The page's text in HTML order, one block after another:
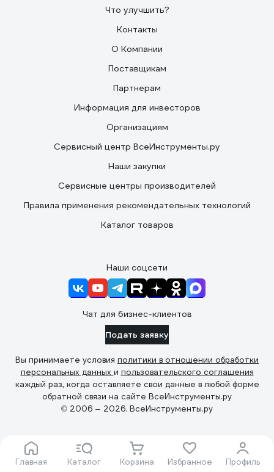
Главная Каталог Корзина Избранное Профиль
Что улучшить?
Контакты
О Компании
Поставщикам
Партнерам
Информация для инвесторов
Организациям
Сервисный центр ВсеИнструменты.ру
Наши закупки
Сервисные центры производителей
Правила применения рекомендательных технологий
Каталог товаров
Наши соцсети
Чат для бизнес-клиентов
Подать заявку
Вы принимаете условия политики в отношении обработки
персональных данных и пользовательского соглашения
каждый раз, когда оставляете свои данные в любой форме
обратной связи на сайте ВсеИнструменты.ру
© 2006 — 2026. ВсеИнструменты.ру